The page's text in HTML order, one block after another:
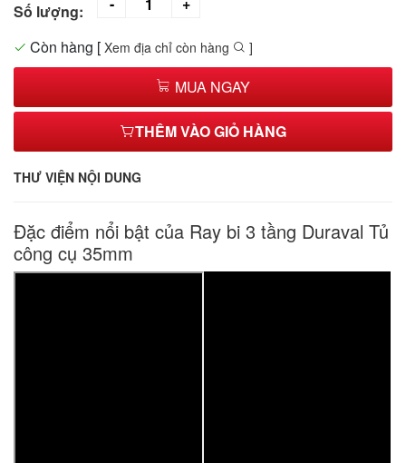
Số lượng:
Còn hàng [ Xem địa chỉ còn hàng ]
MUA NGAY
THÊM VÀO GIỎ HÀNG
THƯ VIỆN NỘI DUNG
Đặc điểm nổi bật của Ray bi 3 tầng Duraval Tủ
công cụ 35mm